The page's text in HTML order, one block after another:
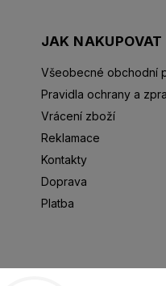
JAK NAKUPOVAT
Všeobecné obchodní
Pravidla ochrany a
Vrácení zboží
Reklamace
Kontakty
Doprava
Platba